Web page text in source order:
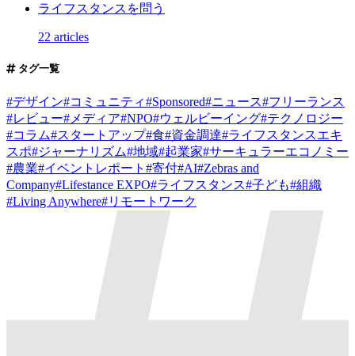
ライフスタンスを問う
22 articles
タグ一覧
#デザイン#コミュニティ#Sponsored#ニュース#フリーランス
#レビュー# メディア#NPO#ウェルビーイング#テクノロジー
#コラム#スタートアップ#食#資金調達#ライフスタンスエキ
スポ#ジャーナリズム#地域#起業家#サーキュラーエコノミー
#農業#イベントレポート #寄付#AI#Zebras and
Company#Lifestance EXPO#ライフスタンス#子ども#組織
#Living Anywhere#リモートワーク